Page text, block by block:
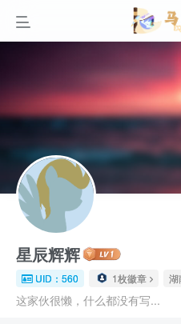
星辰辉辉
UID：560 1枚徽章 湖
这家伙很懒，什么都没有写...